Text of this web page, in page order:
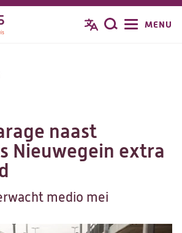
Zoeken
MENU
naast
Nieuwegein extra
medio mei